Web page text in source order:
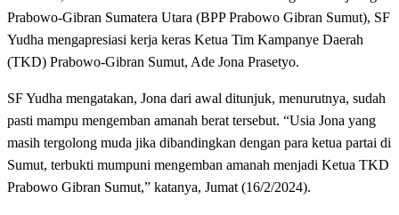
Prabowo-Gibran Sumatera Utara (BPP Prabowo Gibran Sumut), SF
Yudha mengapresiasi kerja keras Ketua Tim Kampanye Daerah
(TKD) Prabowo-Gibran Sumut, Ade Jona Prasetyo.
SF Yudha mengatakan, Jona dari awal ditunjuk, menurutnya, sudah
pasti mampu mengemban amanah berat tersebut. “Usia Jona yang
masih tergolong muda jika dibandingkan dengan para ketua partai di
Sumut, terbukti mumpuni mengemban amanah menjadi Ketua TKD
Prabowo Gibran Sumut,” katanya, Jumat (16/2/2024).